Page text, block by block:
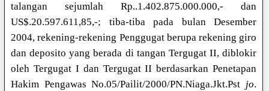
talangan sejumlah Rp..1.402.875.000.000,- dan
US$.20.597.611,85,-; tiba-tiba pada bulan Desember
2004, rekening-rekening Penggugat berupa rekening giro
dan deposito yang berada di tangan Tergugat II, diblokir
oleh Tergugat I dan Tergugat II berdasarkan Penetapan
Hakim Pengawas No.05/Pailit/2000/PN.Niaga.Jkt.Pst jo.